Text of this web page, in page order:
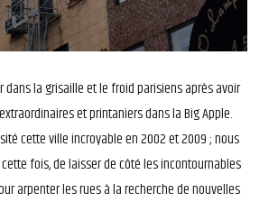
dans la grisaille et le froid parisiens après avoir
et printaniers dans la Big Apple.
cette ville incroyable en 2002 et 2009 ; nous
fois, de laisser de côté les incontournables
arpenter les rues à la recherche de nouvelles